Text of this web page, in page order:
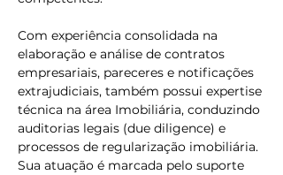
Com experiência consolidada na
elaboração e análise de contratos
empresariais, pareceres e notificações
extrajudiciais, também possui expertise
técnica na área Imobiliária, conduzindo
auditorias legais (due diligence) e
processos de regularização imobiliária.
Sua atuação é marcada pelo suporte